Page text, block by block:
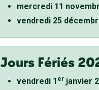
mercredi 11
vendredi 25
Jours Fériés
vendredi 1 erjanvier